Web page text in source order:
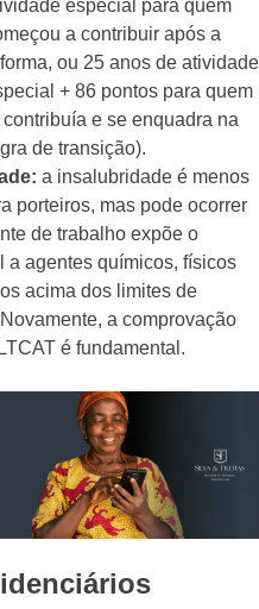
especial para quem
a contribuir após a
ou 25 anos de atividade
+ 86 pontos para quem
contribuía e se enquadra na
de transição).
a insalubridade é menos
porteiros, mas pode ocorrer
de trabalho expõe o
a agentes químicos, físicos
acima dos limites de
a comprovação
é fundamental.